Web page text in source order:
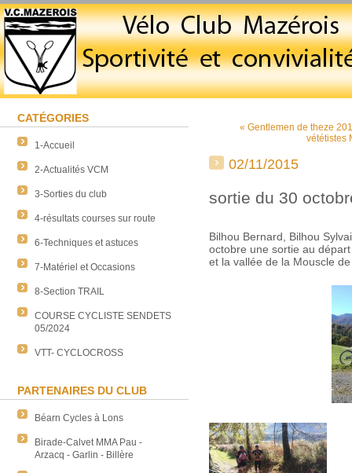
CATÉGORIES
1-Accueil
2-Actualités VCM
3-Sorties du club
4-résultats courses sur route
6-Techniques et astuces
7-Matériel et Occasions
8-Section TRAIL
COURSE CYCLISTE SENDETS
05/2024
VTT- CYCLOCROSS
PARTENAIRES DU CLUB
Béarn Cycles à Lons
Birade-Calvet MMA Pau -
Arzacq - Garlin - Billère
« Gentlemen de theze
vététistes
02/11/2015
sortie du 30
Bilhou Bernard, Bilhou
octobre une sortie au
et la vallée de la Mouscle